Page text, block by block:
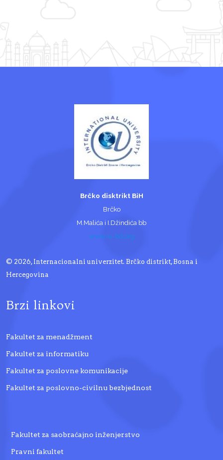
Brčko disktrikt BiH
Brčko
M.Malića i I.Džindića bb
www.iu-bd.org
© 2026, Internacionalni univerzitet. Brčko distrikt, Bosna i
Hercegovina
Brzi linkovi
Fakultet za menadžment
Fakultet za informatiku
Fakultet za poslovne komunikacije
Fakultet za poslovno-civilnu bezbjednost
Fakultet za saobraćajno inženjerstvo
Pravni fakultet